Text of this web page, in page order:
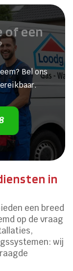
of een
Bel ons
in
een breed
op de vraag
wij